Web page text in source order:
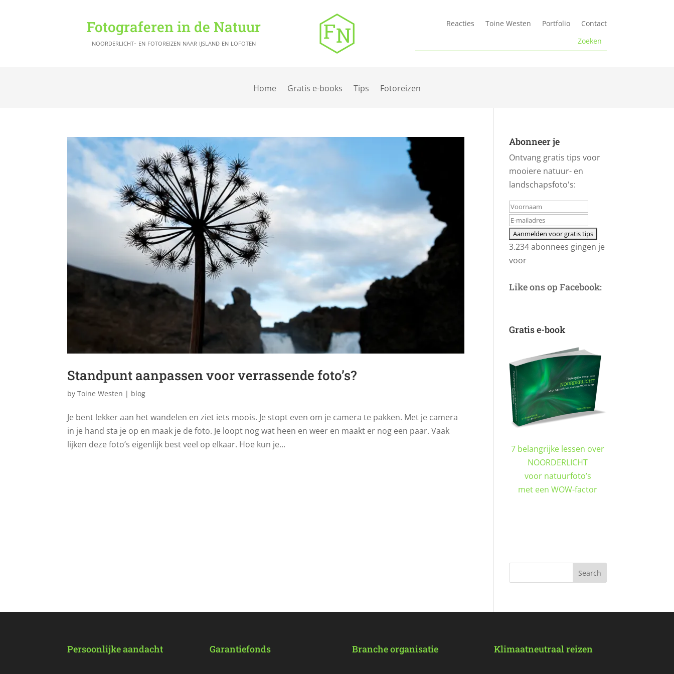
Fotograferen in de Natuur
noorderlicht- en fotoreizen naar ijsland en lofoten
Reacties Toine Westen Portfolio Contact
Home Gratis e-books Tips Fotoreizen
Standpunt aanpassen voor verrassende foto’s?
byToine Westen | blog
Je bent lekker aan het wandelen en ziet iets moois. Je stopt even om je camera te pakken. Met je camera
in je hand sta je op en maak je de foto. Je loopt nog wat heen en weer en maakt er nog een paar. Vaak
lijken deze foto’s eigenlijk best veel op elkaar. Hoe kun je...
Abonneer je
Ontvang gratis tips voor
mooiere natuur- en
landschapsfoto's:
3.234 abonnees gingen je
voor
Like ons op Facebook:
Gratis e-book
7 belangrijke lessen over
NOORDERLICHT
voor natuurfoto’s
met een WOW-factor
Persoonlijke aandacht Garantiefonds Branche organisatie Klimaatneutraal reizen